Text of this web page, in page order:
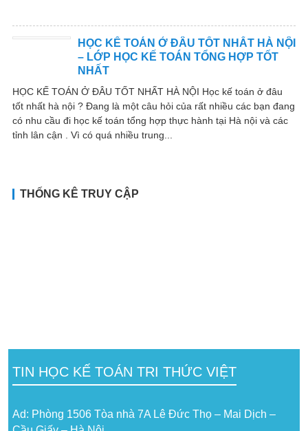
HỌC KẾ TOÁN Ở ĐÂU TỐT NHẤT HÀ NỘI
– LỚP HỌC KẾ TOÁN TỔNG HỢP TỐT
NHẤT
HỌC KẾ TOÁN Ở ĐÂU TỐT NHẤT HÀ NỘI Học kế toán ở đâu
tốt nhất hà nội ? Đang là một câu hỏi của rất nhiều các bạn đang
có nhu cầu đi học kế toán tổng hợp thực hành tại Hà nội và các
tỉnh lân cận . Vì có quá nhiều trung...
THỐNG KÊ TRUY CẬP
TIN HỌC KẾ TOÁN TRI THỨC VIỆT
Ad: Phòng 1506 Tòa nhà 7A Lê Đức Thọ – Mai Dịch –